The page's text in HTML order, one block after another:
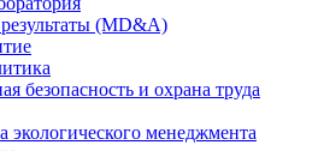
(MD&A)
безопасность и охрана труда
экологического менеджмента